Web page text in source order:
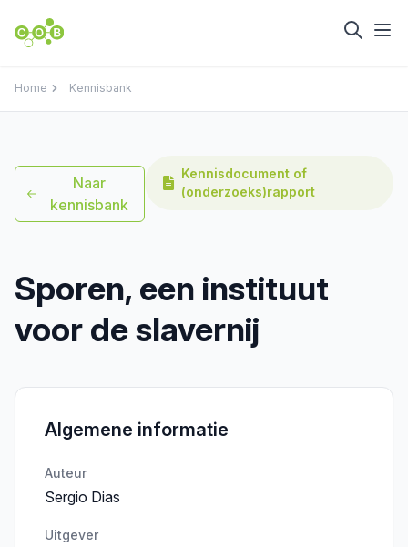
Home Kennisbank
Naar
kennisbank
Kennisdocument of
(onderzoeks)rapport
Sporen, een instituut
voor de slavernij
Algemene informatie
Auteur
Sergio Dias
Uitgever